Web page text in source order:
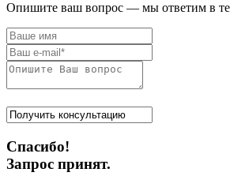
Опишите ваш вопрос — мы ответим в
Спасибо!
Запрос принят.